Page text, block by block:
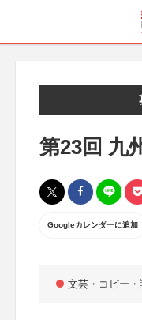
第23回 九
Googleカレンダーに追加
文芸・コピー・